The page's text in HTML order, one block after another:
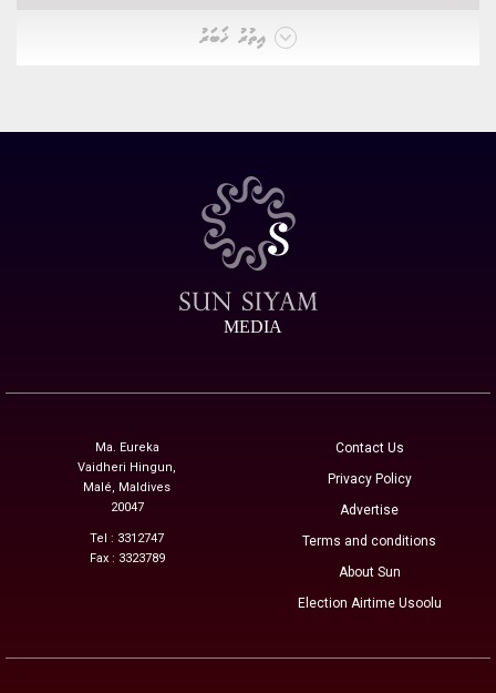
އިތުރު ޚަބަރު
MEDIA
Ma. Eureka
Vaidheri Hingun,
Malé, Maldives
20047
Tel : 3312747
Fax : 3323789
Contact Us
Privacy Policy
Advertise
Terms and conditions
About Sun
Election Airtime Usoolu